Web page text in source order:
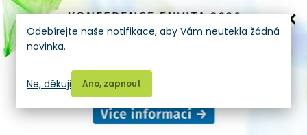
Odebírejte naše notifikace, aby Vám neutekla žádná
novinka.
Ano, zapnout
Ne, děkuji